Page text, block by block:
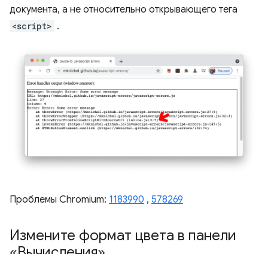
документа, а не относительно открывающего тега
<script> .
Проблемы Chromium: 1183990 , 578269
Измените формат цвета в панели